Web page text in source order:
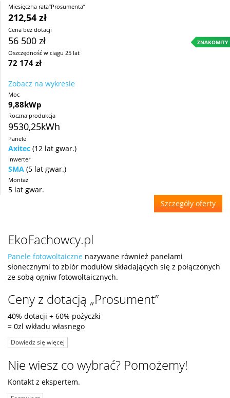
Miesięczna rata”Prosumenta”
212,54 zł
Cena bez dotacji
56 500 zł ZNAKOMITY
Oszczędność w ciągu 25 lat
72 174 zł
Zobacz na wykresie
Moc
9,88kWp
Roczna produkcja
9530,25kWh
Panele
Axitec (12 lat gwar.)
Inwerter
SMA (5 lat gwar.)
Montaż
5 lat gwar.
Szczegóły oferty
EkoFachowcy.pl
Panele fotowoltaiczne nazywane również panelami
słonecznymi to zbiór modułów składających się z połączonych
ze sobą ogniw fotowoltaicznych.
Ceny z dotacją „Prosument”
40% dotacji + 60% pożyczki
= 0zl wkładu własnego
Dowiedz się więcej
Nie wiesz co wybrać? Pomożemy!
Kontakt z ekspertem.